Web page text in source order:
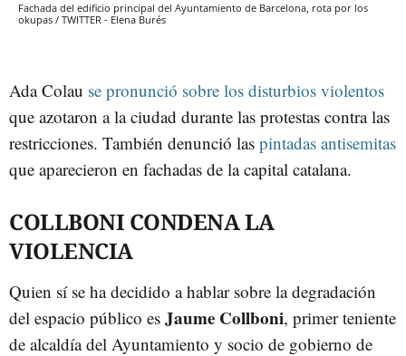
Fachada del edificio principal del Ayuntamiento de Barcelona, rota por los
okupas / TWITTER - Elena Burés
Ada Colau se pronunció sobre los disturbios violentos
que azotaron a la ciudad durante las protestas contra las
restricciones. También denunció las pintadas antisemitas
que aparecieron en fachadas de la capital catalana.
COLLBONI CONDENA LA
VIOLENCIA
Quien sí se ha decidido a hablar sobre la degradación
del espacio público es Jaume Collboni, primer teniente
de alcaldía del Ayuntamiento y socio de gobierno de